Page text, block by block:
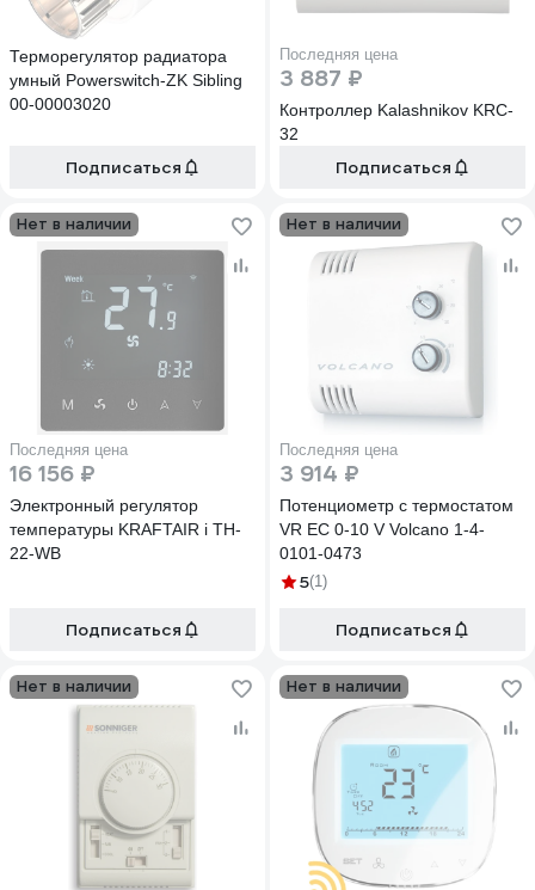
Терморегулятор радиатора
умный Powerswitch-ZK Sibling
00-00003020
Подписаться
Последняя цена
3 887 ₽
Контроллер Kalashnikov KRC-
32
Подписаться
Нет в наличии
Последняя цена
16 156 ₽
Электронный регулятор
температуры KRAFTAIR i TH-
22-WB
Подписаться
Нет в наличии
Последняя цена
3 914 ₽
Потенциометр с термостатом
VR EC 0-10 V Volcano 1-4-
0101-0473
5(1)
Подписаться
Нет в наличии Нет в наличии